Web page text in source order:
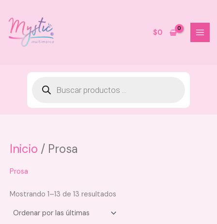
contenido
$0
Inicio / Prosa
Prosa
Mostrando 1–13 de 13 resultados
Shampoo Fantasia Natural Niños
49.000